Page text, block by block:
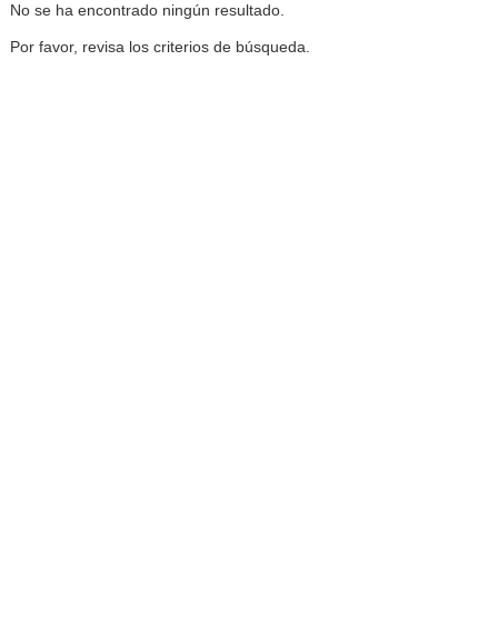
No se ha encontrado ningún resultado.
Por favor, revisa los criterios de búsqueda.